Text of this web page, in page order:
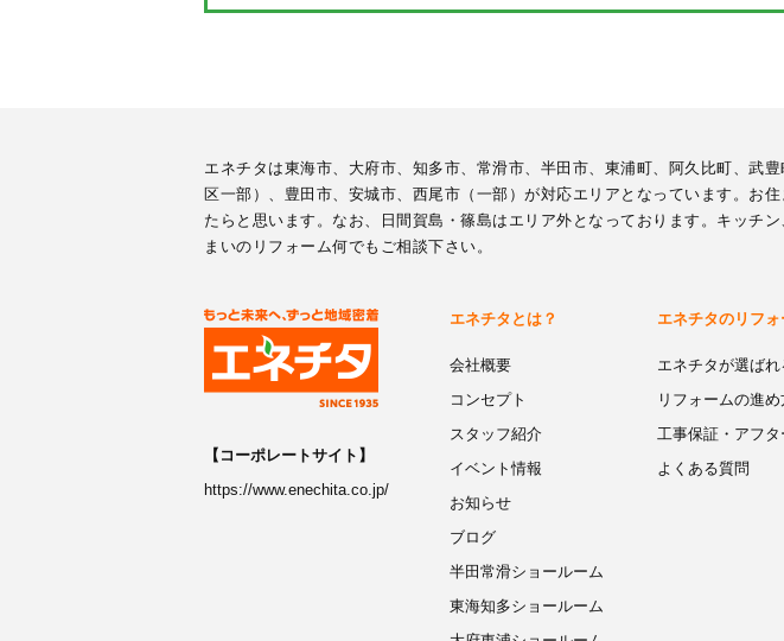
エネチタは東海市、大府市、知多市、常滑市、半田市、東浦町、阿久比町、武
区一部）、豊田市、安城市、西尾市（一部）が対応エリアとなっています。お
たらと思います。なお、日間賀島・篠島はエリア外となっております。キッチ
まいのリフォーム何でもご相談下さい。
【コーポレートサイト】
https://www.enechita.co.jp/
エネチタとは？
会社概要
コンセプト
スタッフ紹介
イベント情報
お知らせ
ブログ
半田常滑ショールーム
東海知多ショールーム
エネチタのリフォ
エネチタが選ばれ
リフォームの進め
工事保証・アフタ
よくある質問